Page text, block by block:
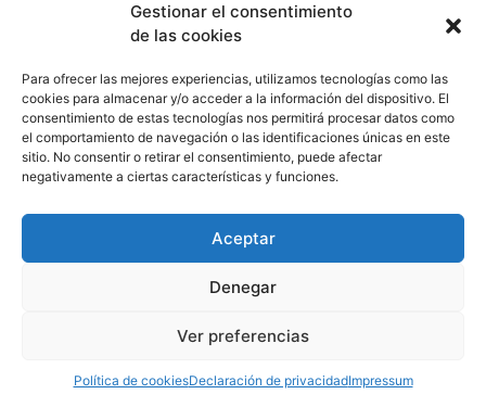
Gestionar el consentimiento
de las cookies
Para ofrecer las mejores experiencias, utilizamos tecnologías como las
cookies para almacenar y/o acceder a la información del dispositivo. El
consentimiento de estas tecnologías nos permitirá procesar datos como
el comportamiento de navegación o las identificaciones únicas en este
sitio. No consentir o retirar el consentimiento, puede afectar
negativamente a ciertas características y funciones.
Aceptar
Denegar
Ver preferencias
Política de cookiesDeclaración de privacidadImpressum
Política de Cookies
Aviso Legal
910 607 564
derechos reservados